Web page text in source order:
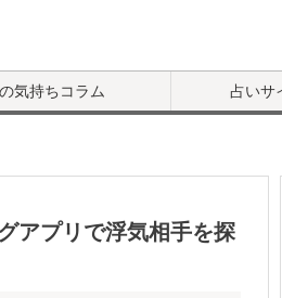
気持ちコラム 占いサ
アプリで浮気相手を探